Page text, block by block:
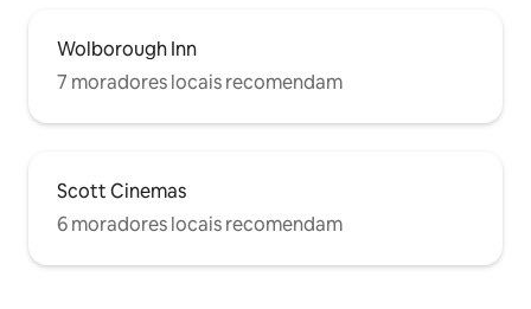
Wolborough Inn
7 moradores locais recomendam
Scott Cinemas
6 moradores locais recomendam